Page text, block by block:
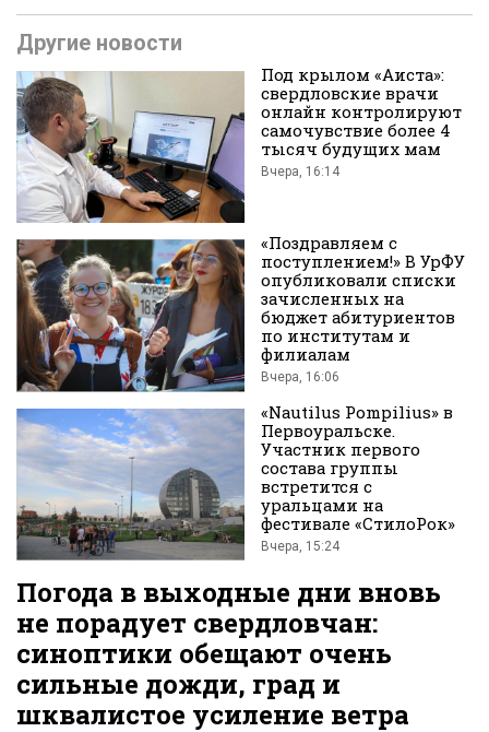
во
Вконтакте
Другие новости
Под крылом «Аиста»:
свердловские врачи
онлайн контролируют
самочувствие более 4
тысяч будущих мам
Вчера, 16:14
«Поздравляем с
поступлением!» В УрФУ
опубликовали списки
зачисленных на
бюджет абитуриентов
по институтам и
филиалам
Вчера, 16:06
«Nautilus Pompilius» в
Первоуральске.
Участник первого
состава группы
встретится с
уральцами на
фестивале «СтилоРок»
Вчера, 15:24
Погода в выходные дни вновь
не порадует свердловчан:
синоптики обещают очень
сильные дожди, град и
шквалистое усиление ветра